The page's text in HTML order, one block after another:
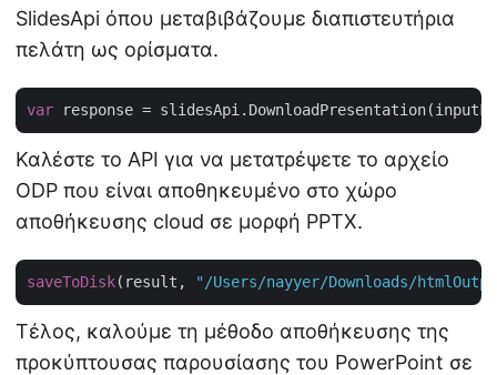
SlidesApi όπου μεταβιβάζουμε διαπιστευτήρια
πελάτη ως ορίσματα.
var
Καλέστε το API για να μετατρέψετε το αρχείο
ODP που είναι αποθηκευμένο στο χώρο
αποθήκευσης cloud σε μορφή PPTX.
saveToDisk(result, "/Users/nayyer/Downloads/
Τέλος, καλούμε τη μέθοδο αποθήκευσης της
προκύπτουσας παρουσίασης του PowerPoint σε